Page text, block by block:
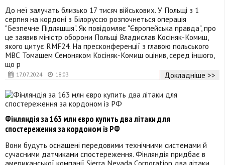
17.07.2024 18:03
До неї залучать близько 17 тисяч військових. У Польщі з 1
серпня на кордоні з Білоруссю розпочнеться операція
"Безпечне Підляшшя". Як повідомляє "Європейська правда", про
це заявив міністр оборони Польщі Владислав Косіняк-Комиш,
якого цитує RMF24. На пресконференції з главою польського
МВС Томашем Семоняком Косіняк-Комиш оцінив, серед іншого,
що р
Докладніше >>
Фінляндія за 163 млн євро купить два літаки для
спостереження за кордоном із РФ
Вони будуть оснащені передовими технічними системами й
сучасними датчиками спостереження. Фінляндія придбає в